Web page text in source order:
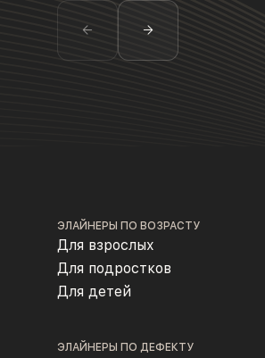
ЭЛАЙНЕРЫ ПО ВОЗРАСТУ
Для взрослых
Для подростков
Для детей
ЭЛАЙНЕРЫ ПО ДЕФЕКТУ